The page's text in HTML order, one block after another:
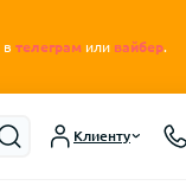
в телеграм или вайбер.
Клиенту